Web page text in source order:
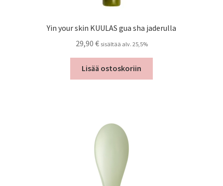
Yin your skin KUULAS gua sha jaderulla
29,90 € sisältää alv. 25,5%
Lisää ostoskoriin